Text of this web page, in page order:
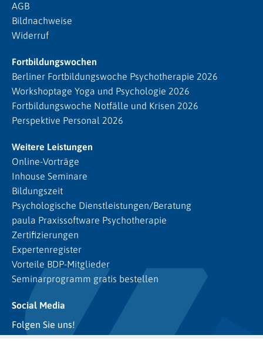
AGB
Bildnachweise
Widerruf
Fortbildungswochen
Berliner Fortbildungswoche Psychotherapie 2026
Workshoptage Yoga und Psychologie 2026
Fortbildungswoche Notfälle und Krisen 2026
Perspektive Personal 2026
Weitere Leistungen
Online-Vorträge
Inhouse Seminare
Bildungszeit
Psychologische Dienstleistungen/Beratung
paula Praxissoftware Psychotherapie
Zertifizierungen
Expertenregister
Vorteile BDP-Mitglieder
Seminarprogramm gratis bestellen
Social Media
Folgen Sie uns!